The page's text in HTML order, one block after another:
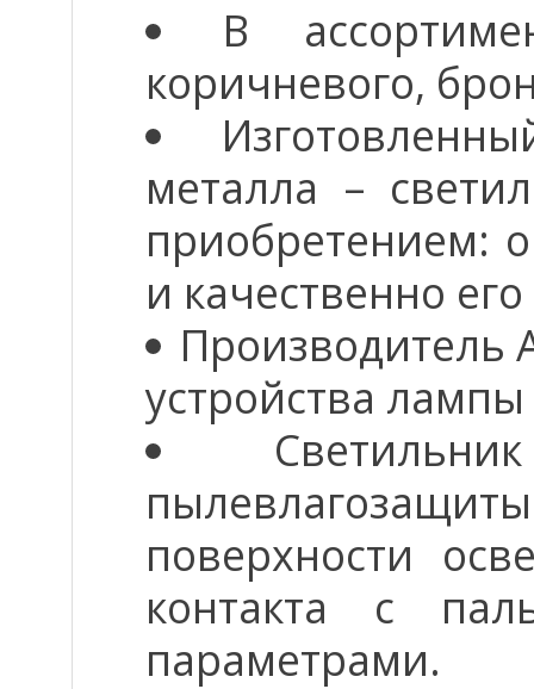
В
коричневого,
металла –
приобретением:
и качественно
Производитель
устройства
поверхности
контакта с
параметрами.